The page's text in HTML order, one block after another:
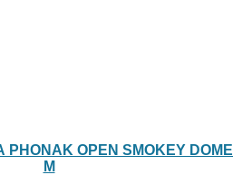
OPEN SMOKEY DOME
M